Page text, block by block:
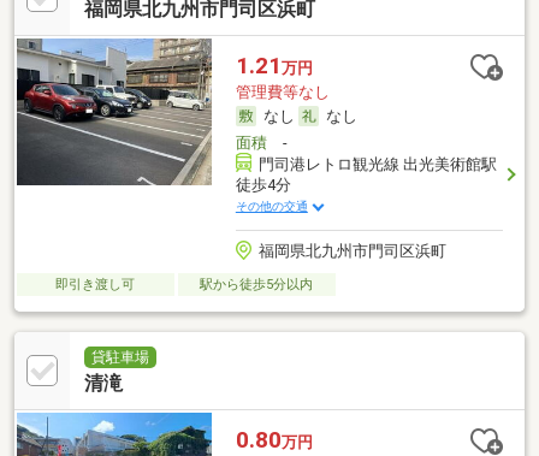
福岡県北九州市門司区浜町
1.21 万円
管理費等なし
なし
なし
面積-
門司港レトロ観光線 出光美術館駅
徒歩4分
その他の交通
福岡県北九州市門司区浜町
即引き渡し可 駅から徒歩5分以内
貸駐車場
清滝
0.80万円